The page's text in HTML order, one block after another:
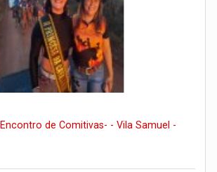
de Comitivas- - Vila Samuel -